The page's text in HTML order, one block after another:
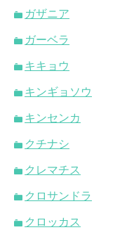
ガザニア
ガーベラ
キキョウ
キンギョソウ
キンセンカ
クチナシ
クレマチス
クロサンドラ
クロッカス